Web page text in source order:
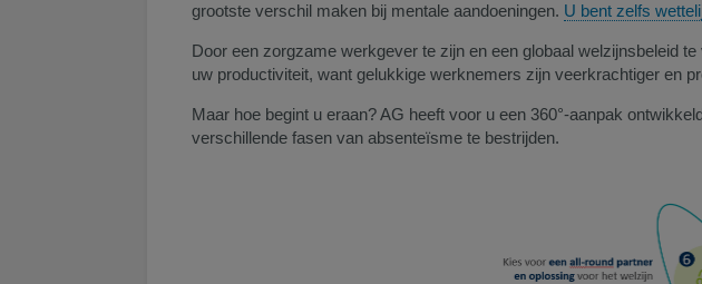
grootste verschil maken bij mentale aandoeningen. U bent zelfs
Door een zorgzame werkgever te zijn en een globaal welzijnsbeleid
uw productiviteit, want gelukkige werknemers zijn veerkrachtiger en
Maar hoe begint u eraan? AG heeft voor u een 360°-aanpak
verschillende fasen van absenteïsme te bestrijden.